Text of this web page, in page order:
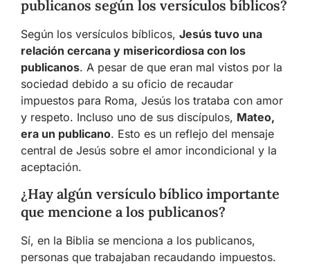
publicanos según los versículos bíblicos?
Según los versículos bíblicos, Jesús tuvo una
relación cercana y misericordiosa con los
publicanos. A pesar de que eran mal vistos por la
sociedad debido a su oficio de recaudar
impuestos para Roma, Jesús los trataba con amor
y respeto. Incluso uno de sus discípulos, Mateo,
era un publicano. Esto es un reflejo del mensaje
central de Jesús sobre el amor incondicional y la
aceptación.
¿Hay algún versículo bíblico importante
que mencione a los publicanos?
Sí, en la Biblia se menciona a los publicanos,
personas que trabajaban recaudando impuestos.